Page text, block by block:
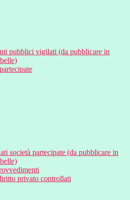
pubblici vigilati (da pubblicare in
società partecipate (da pubblicare in
privato controllati